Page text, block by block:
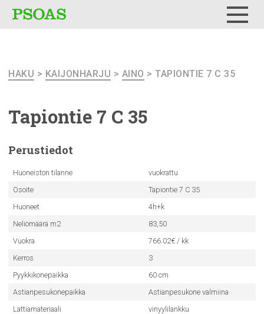
HAKU > KAIJONHARJU > AINO > TAPIONTIE 7 C 35
Tapiontie 7 C 35
Perustiedot
Huoneiston tilanne
vuokrattu
Osoite
Tapiontie 7 C 35
Huoneet
4h+k
Neliömäärä m2
83,50
Vuokra
766.02€ / kk
Kerros
3
Pyykkikonepaikka
60 cm
Astianpesukonepaikka
Astianpesukone valmiina
Lattiamateriaali
vinyylilankku